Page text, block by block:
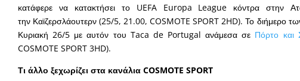
κατάφερε να κατακτήσει το UEFA Europa League κόντρα στην
την Καϊζερσλάουτερν (25/5, 21.00, COSMOTE SPORT 2HD). Το διήμερο
Κυριακή 26/5 με αυτόν του Taca de Portugal ανάμεσα σε Πόρτο και
COSMOTE SPORT 3HD).
Τι άλλο ξεχωρίζει στα κανάλια COSMOTE SPORT